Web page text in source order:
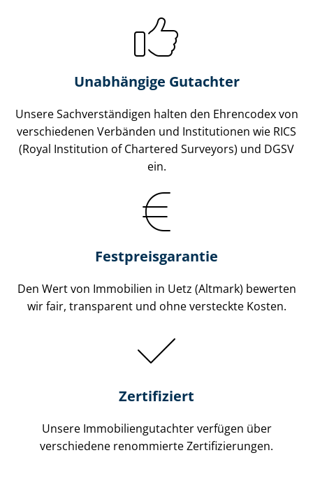
Unabhängige Gutachter
Unsere Sach­ver­stän­di­gen halten den Ehrencodex von
verschiedenen Verbänden und Institutionen wie RICS
(Royal Institution of Chartered Surveyors) und DGSV
ein.
Festpreis​garantie
Den Wert von Immobilien in Uetz (Altmark) bewerten
wir fair, transparent und ohne versteckte Kosten.
Zertifiziert
Unsere Immobilien­gutachter verfügen über
verschiedene renommierte Zer­ti­fi­zie­run­gen.